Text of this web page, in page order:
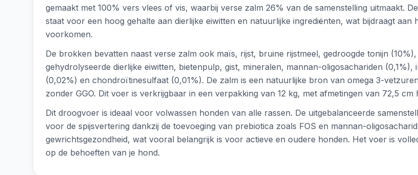
gemaakt met 100% vers vlees of vis, waarbij verse zalm 26% van de samenstelling uitmaakt.
staat voor een hoog gehalte aan dierlijke eiwitten en natuurlijke ingrediënten, wat bijdraagt
voorkomen.
De brokken bevatten naast verse zalm ook maïs, rijst, bruine rijstmeel, gedroogde tonijn
gehydrolyseerde dierlijke eiwitten, bietenpulp, gist, mineralen, mannan-oligosachariden
(0,02%) en chondroïtinesulfaat (0,01%). De zalm is een natuurlijke bron van omega 3-
zonder GGO. Dit voer is verkrijgbaar in een verpakking van 12 kg, met afmetingen van 72,5
Dit droogvoer is ideaal voor volwassen honden van alle rassen. De uitgebalanceerde
voor de spijsvertering dankzij de toevoeging van prebiotica zoals FOS en mannan-
gewrichtsgezondheid, wat vooral belangrijk is voor actieve en oudere honden. Het voer is
op de behoeften van je hond.